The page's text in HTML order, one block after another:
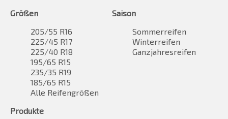
Größen
205/55 R16
225/45 R17
225/40 R18
195/65 R15
235/35 R19
185/65 R15
Alle Reifengrößen
Saison
Sommerreifen
Winterreifen
Ganzjahresreifen
Produkte